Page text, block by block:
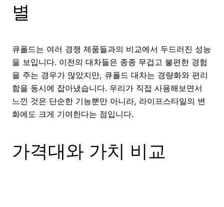
별
큐폴드는 여러 경쟁 제품들과의 비교에서 두드러진 성능
을 보입니다. 이전의 대차들은 종종 무겁고 불편한 경험
을 주는 경우가 많았지만, 큐폴드 대차는 경량화와 편리
함을 동시에 잡아냈습니다. 우리가 직접 사용해보면서
느낀 것은 단순한 기능뿐만 아니라, 라이프스타일의 변
화에도 크게 기여한다는 점입니다.
가격대와 가치 비교